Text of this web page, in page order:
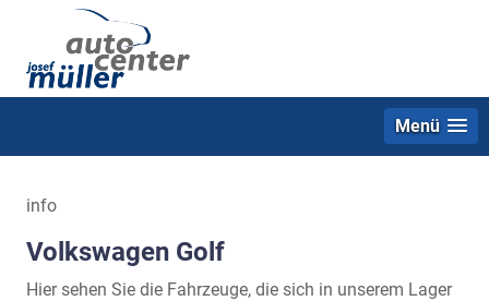
Menü
info
Volkswagen Golf
Hier sehen Sie die Fahrzeuge, die sich in unserem Lager